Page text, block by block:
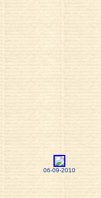
06-09-2010